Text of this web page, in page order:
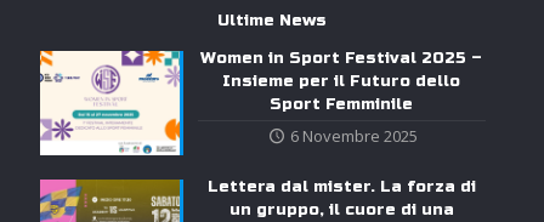
Ultime News
Women in Sport Festival 2025 –
Insieme per il Futuro dello
Sport Femminile
6 Novembre 2025
Lettera dal mister. La forza di
un gruppo, il cuore di una